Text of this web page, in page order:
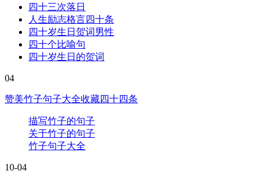
四十三次落日
人生励志格言四十条
四十岁生日贺词男性
四十个比喻句
四十岁生日的贺词
04
赞美竹子句子大全收藏四十四条
描写竹子的句子
关于竹子的句子
竹子句子大全
10-04